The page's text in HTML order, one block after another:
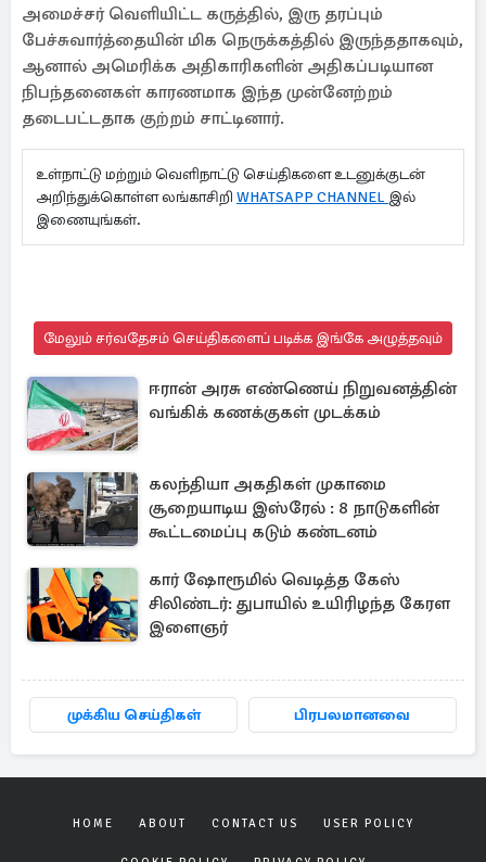
அமைச்சர் வெளியிட்ட கருத்தில், இரு தரப்பும்
பேச்சுவார்த்தையின் மிக நெருக்கத்தில் இருந்ததாகவும்,
ஆனால் அமெரிக்க அதிகாரிகளின் அதிகப்படியான
நிபந்தனைகள் காரணமாக இந்த முன்னேற்றம்
தடைபட்டதாக குற்றம் சாட்டினார்.
உள்நாட்டு மற்றும் வெளிநாட்டு செய்திகளை உடனுக்குடன்
அறிந்துக்கொள்ள லங்காசிறி WHATSAPP CHANNEL இல்
இணையுங்கள்.
மேலும் சர்வதேசம் செய்திகளைப் படிக்க இங்கே அழுத்தவும்
ஈரான் அரசு எண்ணெய் நிறுவனத்தின்
வங்கிக் கணக்குகள் முடக்கம்
கலந்தியா அகதிகள் முகாமை
சூறையாடிய இஸ்ரேல் : 8 நாடுகளின்
கூட்டமைப்பு கடும் கண்டனம்
கார் ஷோரூமில் வெடித்த கேஸ்
சிலிண்டர்: துபாயில் உயிரிழந்த கேரள
இளைஞர்
முக்கிய செய்திகள் பிரபலமானவை
HOME ABOUT CONTACT US USER POLICY